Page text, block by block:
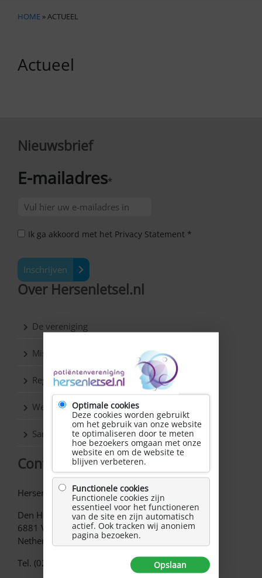
HOME » ACTUEEL
Actueel
Nieuwsbrief
E-mailadres*
Ik ga akkoord met het Privacy Statement *
Inschrijven
Over Hersenletsel.nl
De vereniging
Missie & Visie
Regio’s
Werkgroepen
Samenwerkingspartners
Contact
Hersenletsel.nl
Den Heuvel 62
6881 VE Velp
Netherlands
Tel. (026) 3512512
Optimale cookies
Deze cookies worden gebruikt
om het gebruik van onze website
te optimaliseren door te meten
hoe bezoekers omgaan met onze
website en om de website te
blijven verbeteren.
Functionele cookies
Functionele cookies zijn
essentieel voor het functioneren
van de site en zijn automatisch
actief. Ook tracken wij anoniem
pagina bezoeken.
Opslaan